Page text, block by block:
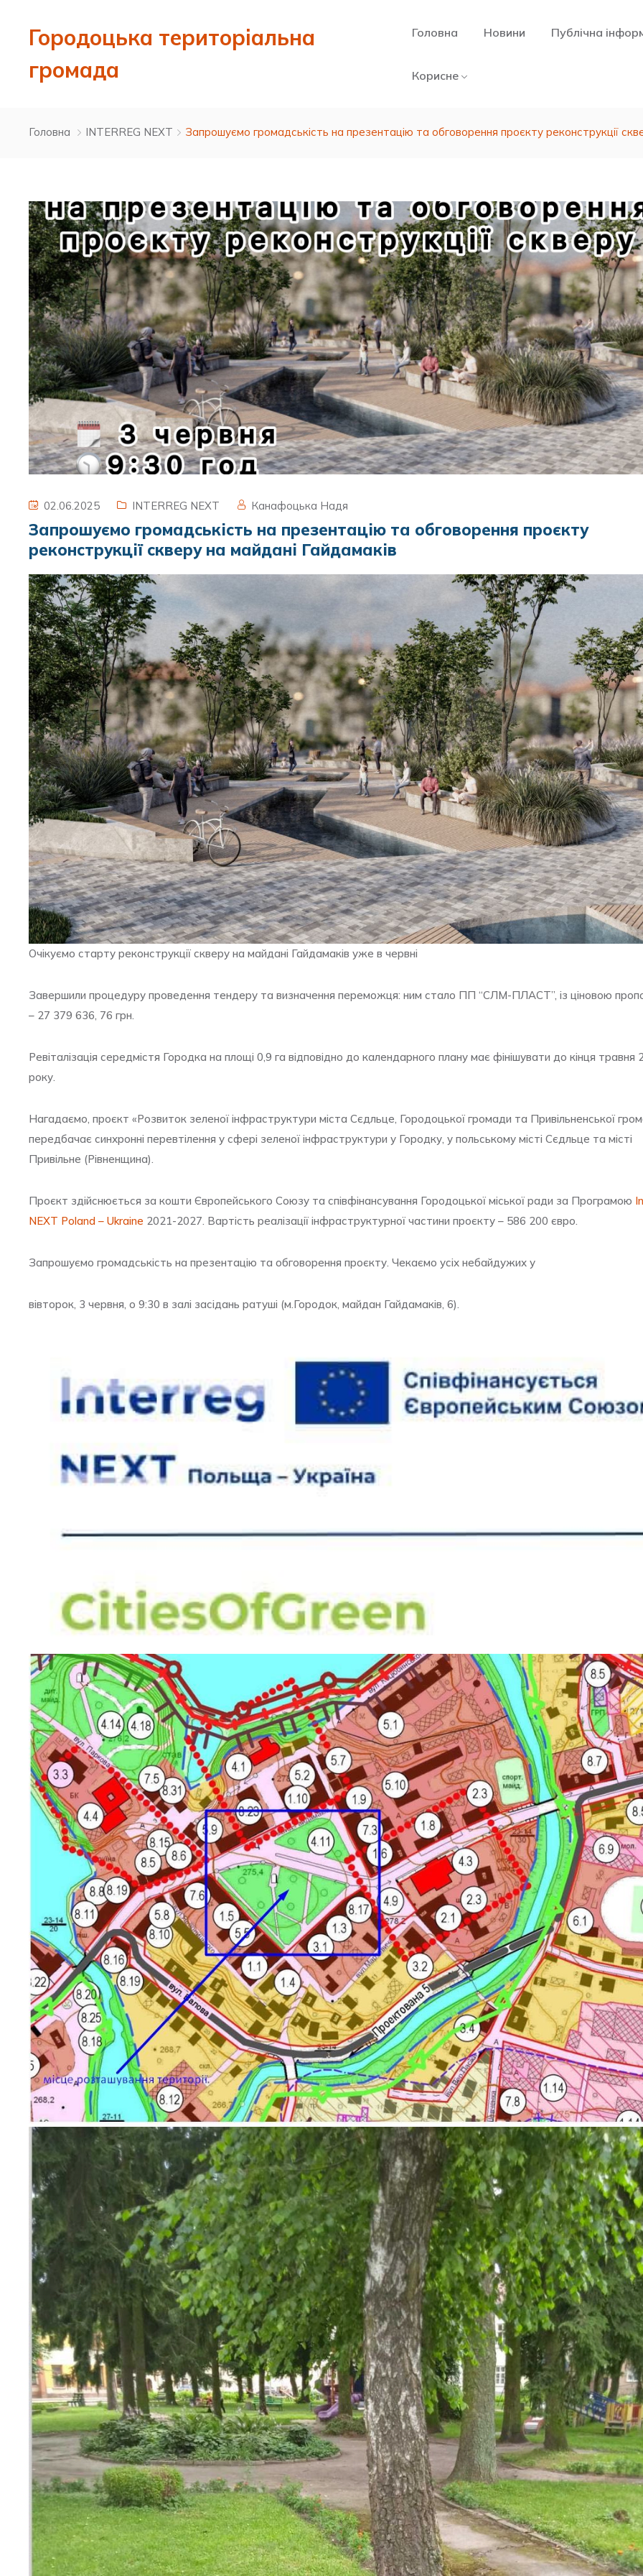
Городоцька територіальна
громада
Головна Новини Публічна
Корисне
Головна INTERREG NEXT Запрошуємо громадськість на презентацію та обговорення проєкту реконструкції
02.06.2025 INTERREG NEXT Канафоцька Надя
Запрошуємо громадськість на презентацію та обговорення проєкту
реконструкції скверу на майдані Гайдамаків
Очікуємо старту реконструкції скверу на майдані Гайдамаків уже в червні
Завершили процедуру проведення тендеру та визначення переможця: ним стало ПП “СЛМ-ПЛАСТ”, із ціновою
– 27 379 636, 76 грн.
Ревіталізація середмістя Городка на площі 0,9 га відповідно до календарного плану має фінішувати до кінця травня
року.
Нагадаємо, проєкт «Розвиток зеленої інфраструктури міста Сєдльце, Городоцької громади та Привільненської
передбачає синхронні перевтілення у сфері зеленої інфраструктури у Городку, у польському місті Сєдльце та місті
Привільне (Рівненщина).
Проєкт здійснюється за кошти Європейського Союзу та співфінансування Городоцької міської ради за Програмою
NEXT Poland – Ukraine 2021-2027. Вартість реалізації інфраструктурної частини проєкту – 586 200 євро.
Запрошуємо громадськість на презентацію та обговорення проєкту. Чекаємо усіх небайдужих у
вівторок, 3 червня, о 9:30 в залі засідань ратуші (м.Городок, майдан Гайдамаків, 6).